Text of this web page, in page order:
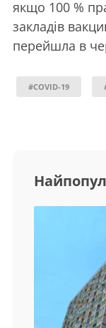
якщо 100 %
закладів
перейшла в
#COVID-19